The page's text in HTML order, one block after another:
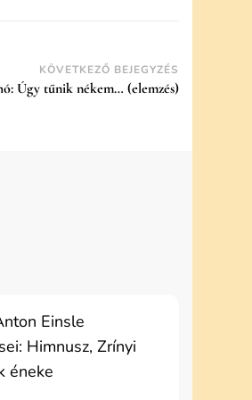
KÖVETKEZŐ BEJEGYZÉS
Úgy tűnik nékem… (elemzés)